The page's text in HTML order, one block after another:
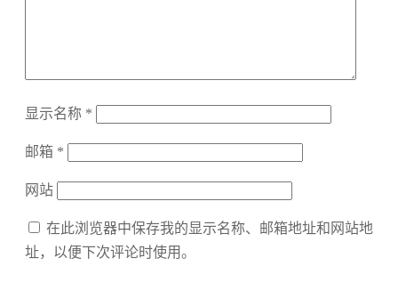
显示名称 *
邮箱 *
网站
在此浏览器中保存我的显示名称、邮箱地址和网站地
址，以便下次评论时使用。